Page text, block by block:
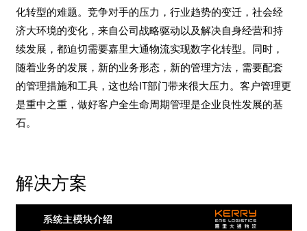
化转型的难题。竞争对手的压力，行业趋势的变迁，社会经
济大环境的变化，来自公司战略驱动以及解决自身经营和持
续发展，都迫切需要嘉里大通物流实现数字化转型。同时，
随着业务的发展，新的业务形态，新的管理方法，需要配套
的管理措施和工具，这也给IT部门带来很大压力。客户管理更
是重中之重，做好客户全生命周期管理是企业良性发展的基
石。
解决方案